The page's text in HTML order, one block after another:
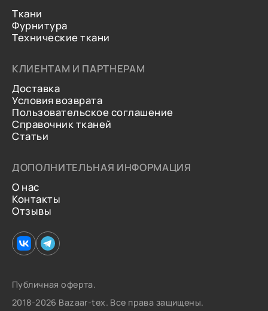
Ткани
Фурнитура
Технические ткани
КЛИЕНТАМ И ПАРТНЕРАМ
Доставка
Условия возврата
Пользовательское соглашение
Справочник тканей
Статьи
ДОПОЛНИТЕЛЬНАЯ ИНФОРМАЦИЯ
О нас
Контакты
Отзывы
Публичная оферта.
2018-2026 Bazaar-tex. Все права защищены.